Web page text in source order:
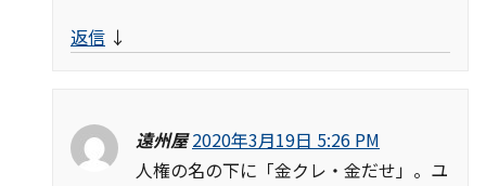
返信 ↓
遠州屋 2020年3月19日 5:26 PM
人権の名の下に「金クレ・金だせ」。ユ